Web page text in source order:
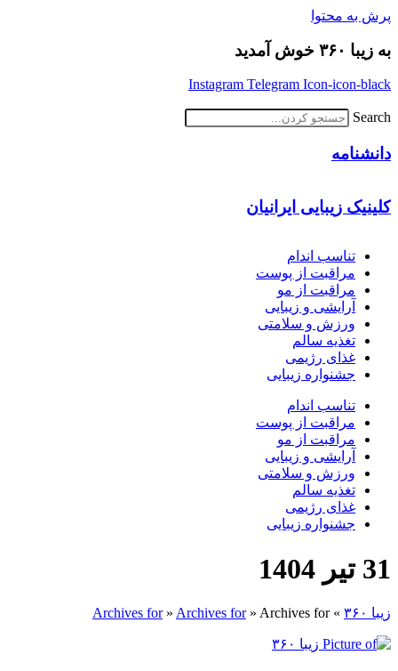
پرش به محتوا
به زیبا ۳۶۰ خوش آمدید
Instagram Telegram Icon-icon-black
Search
دانشنامه
کلینیک زیبایی ایرانیان
تناسب اندام
مراقبت از پوست
مراقبت از مو
آرایشی و زیبایی
ورزش و سلامتی
تغذیه سالم
غذای رژیمی
جشنواره زیبایی
تناسب اندام
مراقبت از پوست
مراقبت از مو
آرایشی و زیبایی
ورزش و سلامتی
تغذیه سالم
غذای رژیمی
جشنواره زیبایی
31 تیر 1404
زیبا ۳۶۰ »
Archives for» Archives for» Archives for